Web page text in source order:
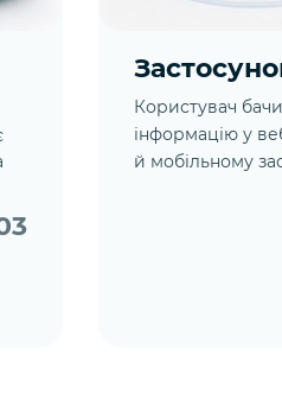
Користувач
інформацію у
й мобільному